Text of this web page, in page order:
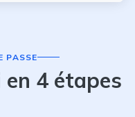
PASSE
en 4 étapes